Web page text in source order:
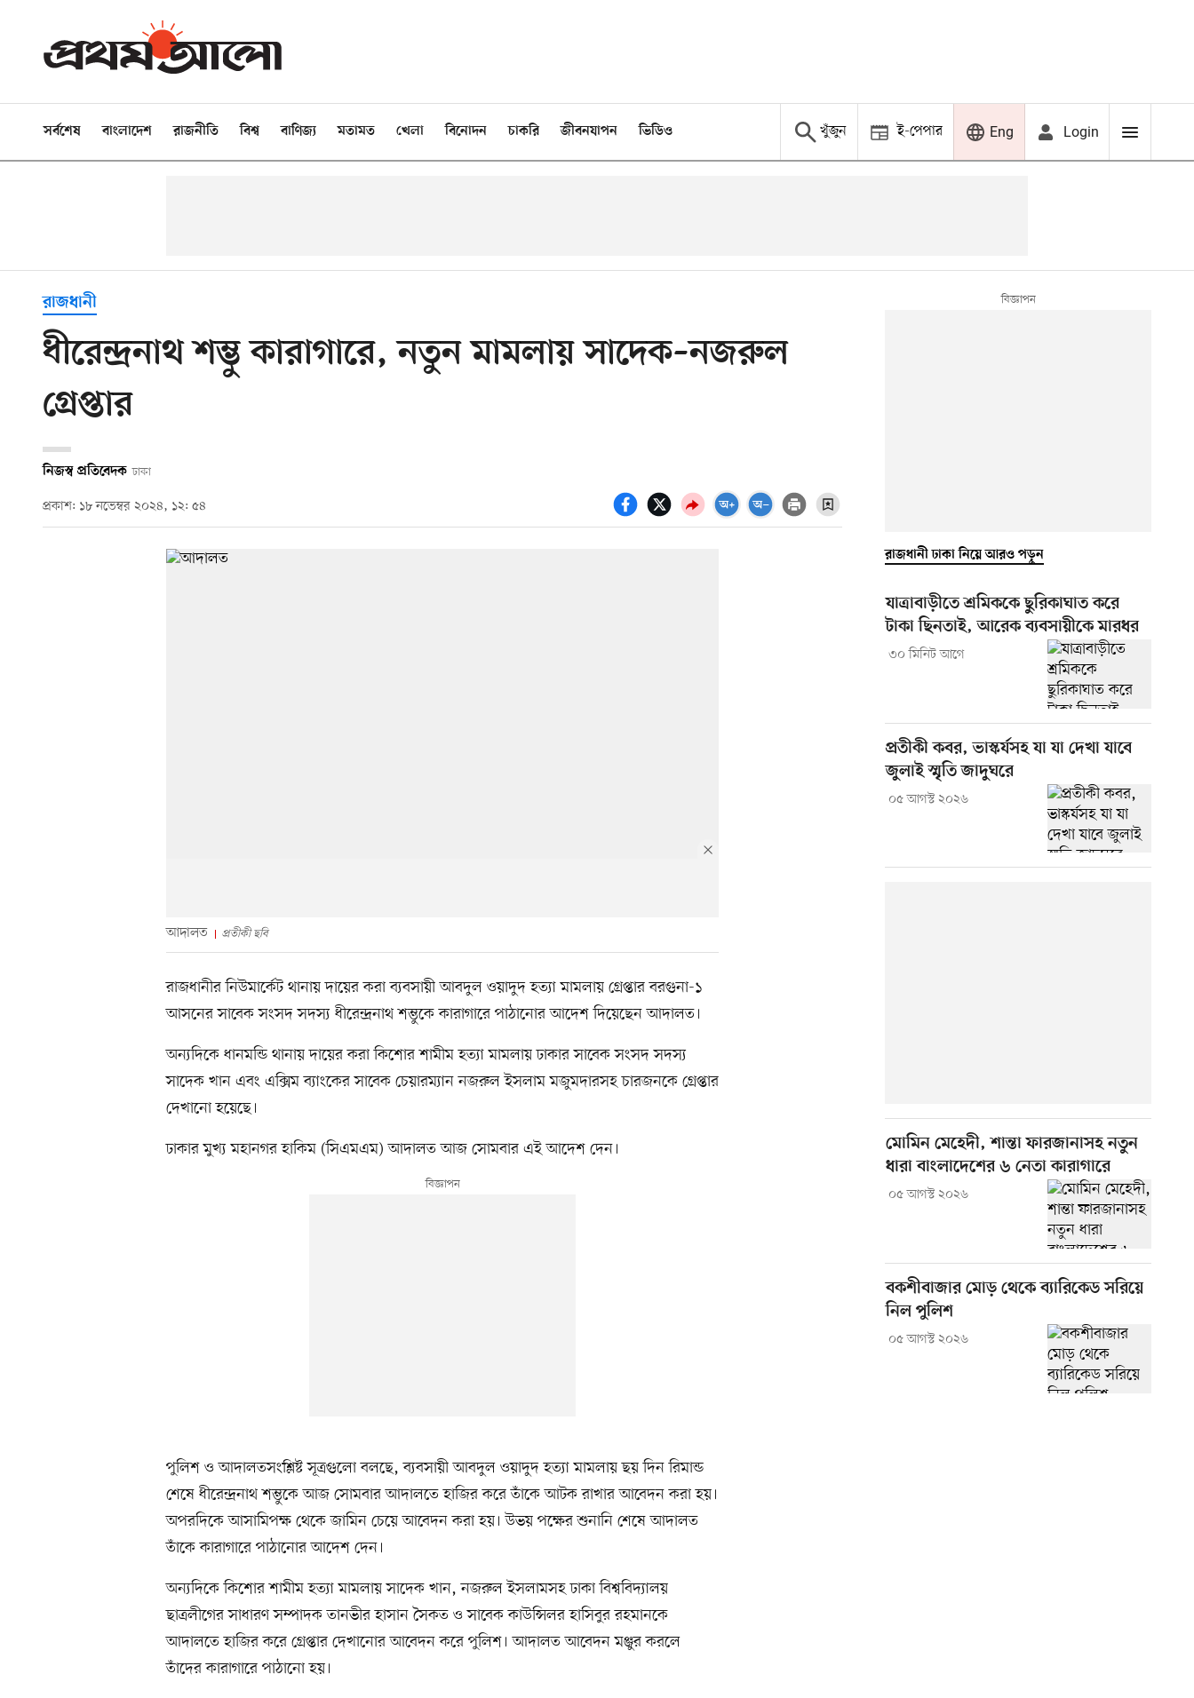
সর্বশেষ বাংলাদেশ রাজনীতি বিশ্ব বাণিজ্য মতামত খেলা বিনোদন চাকরি জীবনযাপন ভিডিও খুঁজুন ই-পেপার Eng Login
রাজধানী
ধীরেন্দ্রনাথ শম্ভু কারাগারে, নতুন মামলায় সাদেক–নজরুল
গ্রেপ্তার
নিজস্ব প্রতিবেদক ঢাকা
প্রকাশ: ১৮ নভেম্বর ২০২৪, ১২: ৫৪
আদালত প্রতীকী ছবি
রাজধানীর নিউমার্কেট থানায় দায়ের করা ব্যবসায়ী আবদুল ওয়াদুদ হত্যা মামলায় গ্রেপ্তার বরগুনা-১
আসনের সাবেক সংসদ সদস্য ধীরেন্দ্রনাথ শম্ভুকে কারাগারে পাঠানোর আদেশ দিয়েছেন আদালত।
অন্যদিকে ধানমন্ডি থানায় দায়ের করা কিশোর শামীম হত্যা মামলায় ঢাকার সাবেক সংসদ সদস্য
সাদেক খান এবং এক্সিম ব্যাংকের সাবেক চেয়ারম্যান নজরুল ইসলাম মজুমদারসহ চারজনকে গ্রেপ্তার
দেখানো হয়েছে।
ঢাকার মুখ্য মহানগর হাকিম (সিএমএম) আদালত আজ সোমবার এই আদেশ দেন।
পুলিশ ও আদালতসংশ্লিষ্ট সূত্রগুলো বলছে, ব্যবসায়ী আবদুল ওয়াদুদ হত্যা মামলায় ছয় দিন রিমান্ড
শেষে ধীরেন্দ্রনাথ শম্ভুকে আজ সোমবার আদালতে হাজির করে তাঁকে আটক রাখার আবেদন করা হয়।
অপরদিকে আসামিপক্ষ থেকে জামিন চেয়ে আবেদন করা হয়। উভয় পক্ষের শুনানি শেষে আদালত
তাঁকে কারাগারে পাঠানোর আদেশ দেন।
অন্যদিকে কিশোর শামীম হত্যা মামলায় সাদেক খান, নজরুল ইসলামসহ ঢাকা বিশ্ববিদ্যালয়
ছাত্রলীগের সাধারণ সম্পাদক তানভীর হাসান সৈকত ও সাবেক কাউন্সিলর হাসিবুর রহমানকে
আদালতে হাজির করে গ্রেপ্তার দেখানোর আবেদন করে পুলিশ। আদালত আবেদন মঞ্জুর করলে
তাঁদের কারাগারে পাঠানো হয়।
রাজধানী ঢাকা নিয়ে আরও পড়ুন
যাত্রাবাড়ীতে শ্রমিককে ছুরিকাঘাত করে
টাকা ছিনতাই, আরেক ব্যবসায়ীকে মারধর
৩০ মিনিট আগে
প্রতীকী কবর, ভাস্কর্যসহ যা যা দেখা যাবে
জুলাই স্মৃতি জাদুঘরে
০৫ আগস্ট ২০২৬
মোমিন মেহেদী, শান্তা ফারজানাসহ নতুন
ধারা বাংলাদেশের ৬ নেতা কারাগারে
০৫ আগস্ট ২০২৬
বকশীবাজার মোড় থেকে ব্যারিকেড সরিয়ে
নিল পুলিশ
০৫ আগস্ট ২০২৬